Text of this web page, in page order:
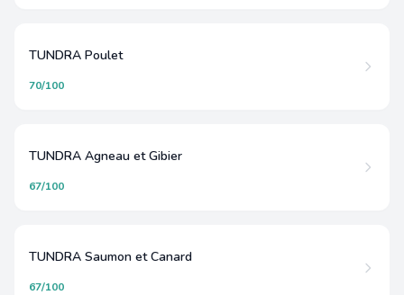
TUNDRA Poulet
70/100
TUNDRA Agneau et Gibier
67/100
TUNDRA Saumon et Canard
67/100